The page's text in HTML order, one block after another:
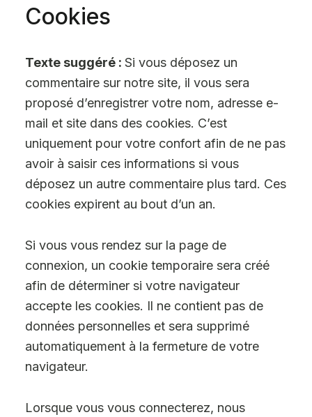
Cookies
Texte suggéré : Si vous déposez un
commentaire sur notre site, il vous sera
proposé d’enregistrer votre nom, adresse e-
mail et site dans des cookies. C’est
uniquement pour votre confort afin de ne pas
avoir à saisir ces informations si vous
déposez un autre commentaire plus tard. Ces
cookies expirent au bout d’un an.
Si vous vous rendez sur la page de
connexion, un cookie temporaire sera créé
afin de déterminer si votre navigateur
accepte les cookies. Il ne contient pas de
données personnelles et sera supprimé
automatiquement à la fermeture de votre
navigateur.
Lorsque vous vous connecterez, nous